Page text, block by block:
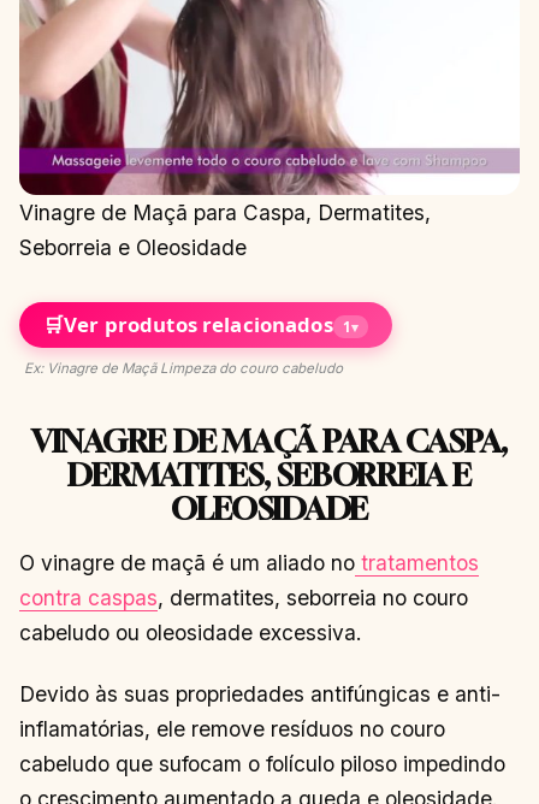
Vinagre de Maçã para Caspa, Dermatites,
Seborreia e Oleosidade
🛒Ver produtos relacionados 1▾
Ex: Vinagre de Maçã Limpeza do couro cabeludo
VINAGRE DE MAÇÃ PARA CASPA,
DERMATITES, SEBORREIA E
OLEOSIDADE
O vinagre de maçã é um aliado no tratamentos
contra caspas, dermatites, seborreia no couro
cabeludo ou oleosidade excessiva.
Devido às suas propriedades antifúngicas e anti-
inflamatórias, ele remove resíduos no couro
cabeludo que sufocam o folículo piloso impedindo